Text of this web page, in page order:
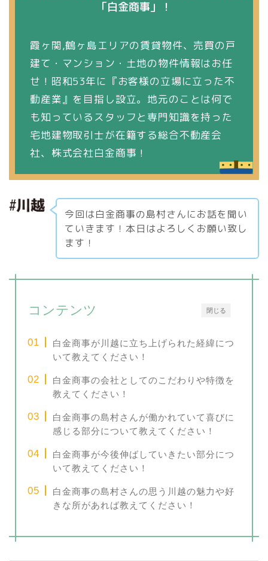
「白金商事」！
霞ヶ関,鶴ヶ島エリアの賃貸物件、売買の戸
建て・マンション・土地の物件情報はお任
せ！昭和53年に『お客様の立場に立った不
動産業』を目指し設立。地元のことは何で
も知っているスタッフと専門知識を持った
宅地建物取引士が在籍する総合不動産会
社、株式会社白金商事！
今回は白金商事の島村さんにお話を聞い
ていきます！本日はよろしくお願い致し
ます！
閉じる
コンテンツ
白金商事が川越に立ち上げられた経緯につ
いて教えてください！
白金商事の会社としてのこだわりや特徴を
教えてください！
白金商事の島村さんが働かれていて喜びに
感じる部分について教えてください！
白金商事が今後伸ばしていきたい部分につ
いて教えてください！
白金商事の島村さんの思う川越の魅力や好
きな所があれば教えてください！